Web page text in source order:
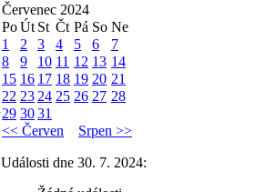
Červenec 2024
PoÚt St Čt Pá So Ne
1
2 3 4 5 6
7
8
9 10 11 12 13 14
15 16 17 18 19 20 21
22 23 24 25 26 27 28
29 3031
<< Červen
Srpen >>
Události dne 30. 7. 2024: